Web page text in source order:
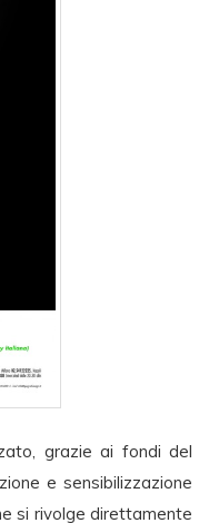
grazie ai fondi del
e sensibilizzazione
si rivolge direttamente